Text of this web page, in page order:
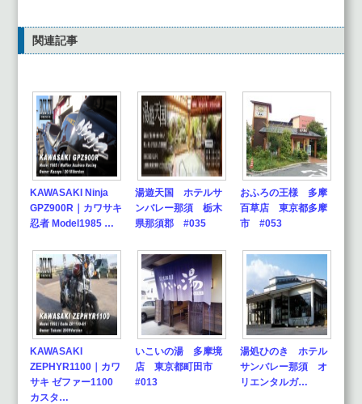
関連記事
KAWASAKI Ninja
GPZ900R｜カワサキ
忍者 Model1985 …
湯遊天国 ホテルサ
ンバレー那須 栃木
県那須郡 #035
おふろの王様 多摩
百草店 東京都多摩
市 #053
KAWASAKI
ZEPHYR1100｜カワ
サキ ゼファー1100
カスタ…
いこいの湯 多摩境
店 東京都町田市
#013
湯処ひのき ホテル
サンバレー那須 オ
リエンタルガ…